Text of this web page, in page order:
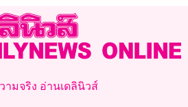
ามจริง อ่านเดลินิวส์